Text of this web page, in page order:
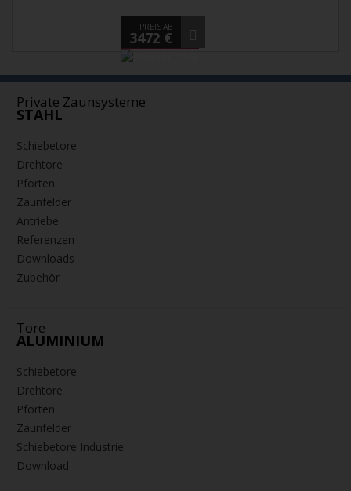
PREIS AB
3472 €
Private Zaunsysteme
STAHL
Schiebetore
Drehtore
Pforten
Zaunfelder
Antriebe
Referenzen
Downloads
Zubehör
Tore
ALUMINIUM
Schiebetore
Drehtore
Pforten
Zaunfelder
Schiebetore Industrie
Download